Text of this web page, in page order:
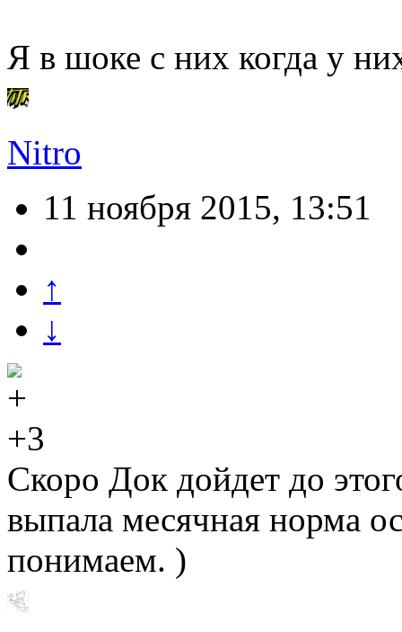
Я в шоке с них когда у
Nitro
11 ноября 2015, 13:51
↑
↓
+3
Скоро Док дойдет до
выпала месячная норма
понимаем. )